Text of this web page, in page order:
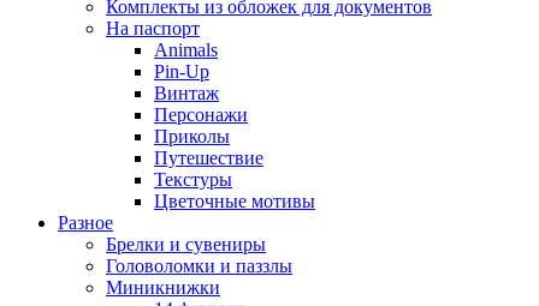
Комплекты из обложек для документов
На паспорт
Animals
Pin-Up
Винтаж
Персонажи
Приколы
Путешествие
Текстуры
Цветочные мотивы
Разное
Брелки и сувениры
Головоломки и паззлы
Миникнижки